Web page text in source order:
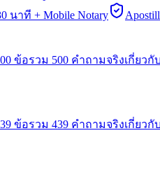
นาที + Mobile Notary
ข้อรวม 500 คำถามจริงเกี่ยวกั
ข้อรวม 439 คำถามจริงเกี่ยวกั